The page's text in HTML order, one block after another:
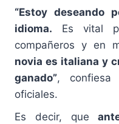
“Estoy deseando
idioma. Es vital
compañeros y en
novia es italiana y
ganado”, confiesa
oficiales.
Es decir, que